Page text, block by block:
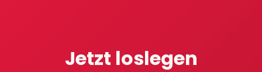
Jetzt loslegen